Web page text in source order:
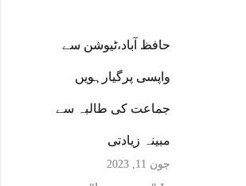
حافظ آباد،ٹیوشن سے
واپسی پرگیارہویں
جماعت کی طالبہ سے
مبینہ زیادتی
جون 11, 2023